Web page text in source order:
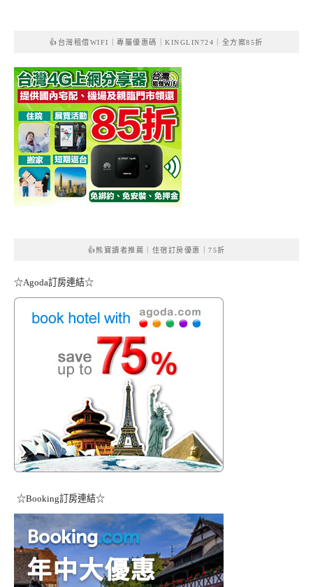
👍台灣租借WIFI｜專屬優惠碼｜KINGLIN724｜全方案85折
👍熊寶讀者推薦｜住宿訂房優惠｜75折
☆Agoda訂房連結☆
☆Booking訂房連結☆